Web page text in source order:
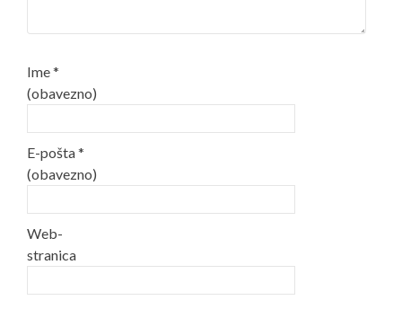
Ime*
(obavezno)
E-pošta*
(obavezno)
Web-
stranica